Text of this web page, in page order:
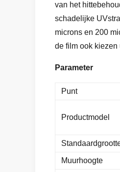
van het
schadelijke
microns en 200
de film ook kiezen
Parameter
Punt
Productmodel
Muurhoogte